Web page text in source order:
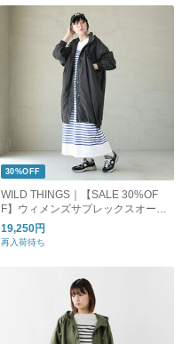
30%OFF
WILD THINGS｜【SALE 30%OF
F】ウィメンズサプレックスオーバ
ーコート W'S SUPPLEX OVER CO
AT wtw23013ad
19,250円
再入荷待ち